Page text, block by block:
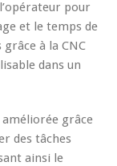
pour
et le temps de
à la CNC
dans un
grâce
des tâches
ainsi le